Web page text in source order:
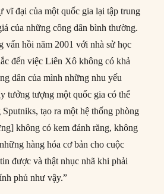
vĩ đại của một quốc gia lại tập trung
của những công dân bình thường.
vấn hồi năm 2001 với nhà sử học
đến việc Liên Xô không có khả
dân của mình những nhu yếu
tưởng tượng một quốc gia có thể
tạo ra một hệ thống phòng
không có kem đánh răng, không
hàng hóa cơ bản cho cuộc
được và thật nhục nhã khi phải
phủ như vậy.”